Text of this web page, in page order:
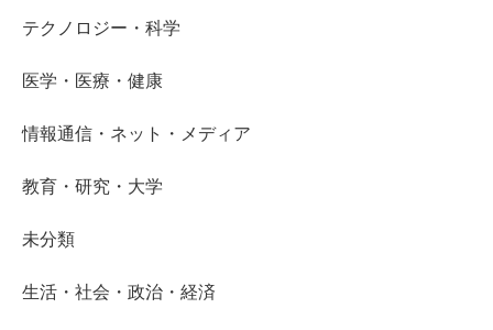
テクノロジー・科学
医学・医療・健康
情報通信・ネット・メディア
教育・研究・大学
未分類
生活・社会・政治・経済